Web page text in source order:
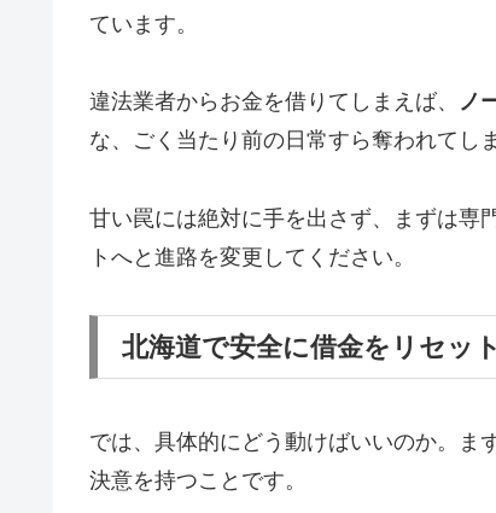
ています。
違法業者からお金を借りてしまえば、 ノ
な、ごく当たり前の日常すら奪われてし
甘い罠には絶対に手を出さず、まずは専
トへと進路を変更してください。
北海道で安全に借金をリセッ
では、具体的にどう動けばいいのか。ま
決意を持つことです。